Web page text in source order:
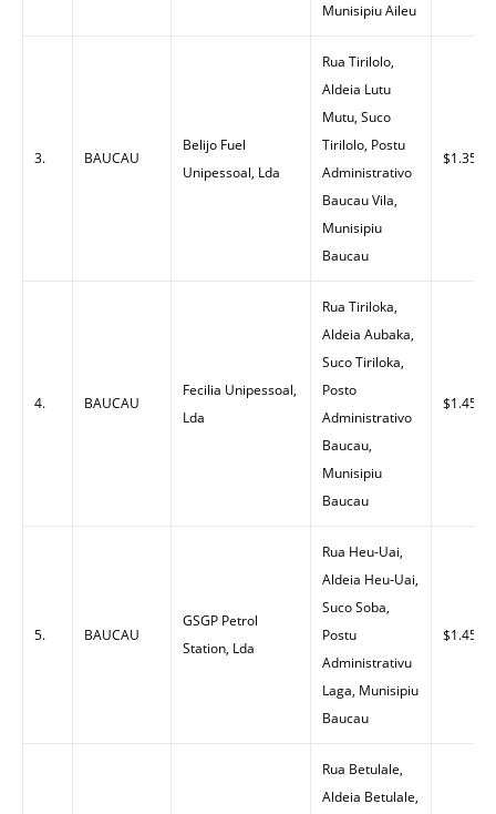
Munisipiu Aileu
3. BAUCAU
Belijo Fuel
Unipessoal, Lda
Rua Tirilolo,
Aldeia Lutu
Mutu, Suco
Tirilolo, Postu
Administrativo
Baucau Vila,
Munisipiu
Baucau
$1.35
4. BAUCAU
Fecilia Unipessoal,
Lda
Rua Tiriloka,
Aldeia Aubaka,
Suco Tiriloka,
Posto
Administrativo
Baucau,
Munisipiu
Baucau
$1.45
5. BAUCAU
GSGP Petrol
Station, Lda
Rua Heu-Uai,
Aldeia Heu-Uai,
Suco Soba,
Postu
Administrativu
Laga, Munisipiu
Baucau
$1.45
Rua Betulale,
Aldeia Betulale,